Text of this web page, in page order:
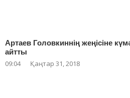
Артаев Головкиннің жеңісіне
айтты
09:04 Қаңтар 31, 2018